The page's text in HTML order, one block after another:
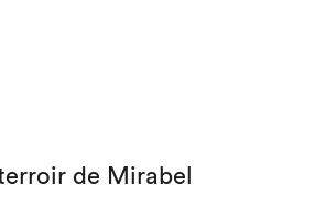
de Mirabel